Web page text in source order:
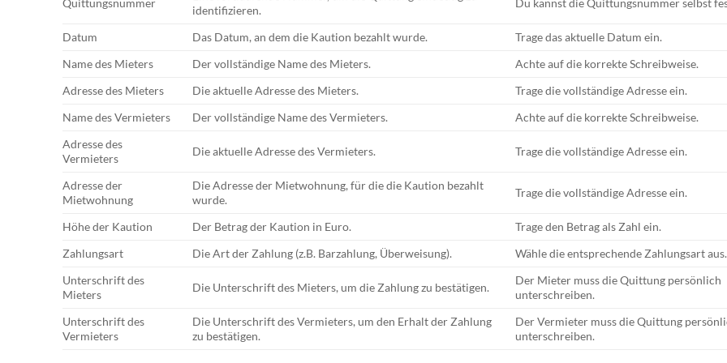
Quittungsnummer
identifizieren.
Du kannst die Quittungsnummer selbst
Datum Das Datum, an dem die Kaution bezahlt wurde.
Trage das aktuelle Datum ein.
Name des Mieters
Der vollständige Name des Mieters.
Achte auf die korrekte Schreibweise.
Adresse des Mieters
Die aktuelle Adresse des Mieters.
Trage die vollständige Adresse ein.
Name des Vermieters
Der vollständige Name des Vermieters.
Achte auf die korrekte Schreibweise.
Adresse des
Vermieters
Die aktuelle Adresse des Vermieters. Trage die vollständige Adresse ein.
Adresse der
Mietwohnung
Die Adresse der Mietwohnung, für die die Kaution bezahlt
wurde.
Trage die vollständige Adresse ein.
Höhe der Kaution Der Betrag der Kaution in Euro.
Trage den Betrag als Zahl ein.
Zahlungsart
Die Art der Zahlung (z.B. Barzahlung, Überweisung).
Wähle die entsprechende Zahlungsart aus.
Unterschrift des
Mieters
Die Unterschrift des Mieters, um die Zahlung zu bestätigen.
Der Mieter muss die Quittung persönlich
unterschreiben.
Unterschrift des
Vermieters
Die Unterschrift des Vermieters, um den Erhalt der Zahlung
zu bestätigen.
Der Vermieter muss die Quittung
unterschreiben.